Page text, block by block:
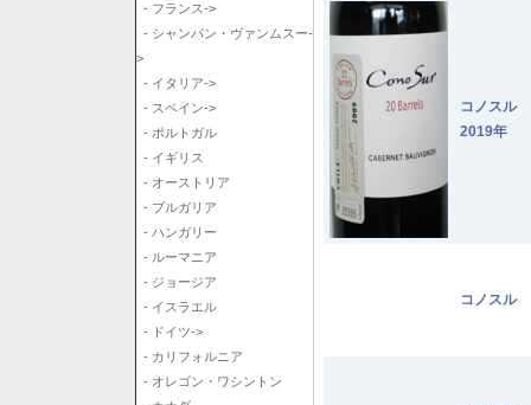
- フランス->
- シャンパン・ヴァンムスー-
>
- イタリア->
- スペイン->
- ポルトガル
- イギリス
- オーストリア
- ブルガリア
- ハンガリー
- ルーマニア
- ジョージア
- イスラエル
- ドイツ->
- カリフォルニア
- オレゴン・ワシントン
コノスル
2019年
コノスル